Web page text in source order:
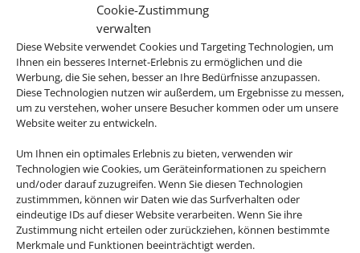
Cookie-Zustimmung
verwalten
Diese Website verwendet Cookies und Targeting Technologien, um
Ihnen ein besseres Internet-Erlebnis zu ermöglichen und die
Werbung, die Sie sehen, besser an Ihre Bedürfnisse anzupassen.
Diese Technologien nutzen wir außerdem, um Ergebnisse zu messen,
um zu verstehen, woher unsere Besucher kommen oder um unsere
Website weiter zu entwickeln.
Um Ihnen ein optimales Erlebnis zu bieten, verwenden wir
Technologien wie Cookies, um Geräteinformationen zu speichern
und/oder darauf zuzugreifen. Wenn Sie diesen Technologien
zustimmmen, können wir Daten wie das Surfverhalten oder
eindeutige IDs auf dieser Website verarbeiten. Wenn Sie ihre
Zustimmung nicht erteilen oder zurückziehen, können bestimmte
Merkmale und Funktionen beeinträchtigt werden.